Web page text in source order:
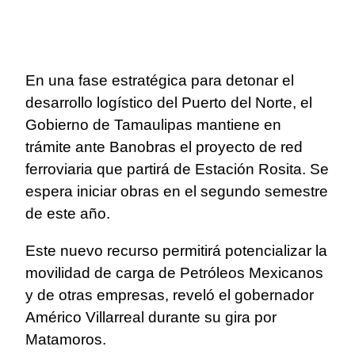
En una fase estratégica para detonar el
desarrollo logístico del Puerto del Norte, el
Gobierno de Tamaulipas mantiene en
trámite ante Banobras el proyecto de red
ferroviaria que partirá de Estación Rosita. Se
espera iniciar obras en el segundo semestre
de este año.
Este nuevo recurso permitirá potencializar la
movilidad de carga de Petróleos Mexicanos
y de otras empresas, reveló el gobernador
Américo Villarreal durante su gira por
Matamoros.